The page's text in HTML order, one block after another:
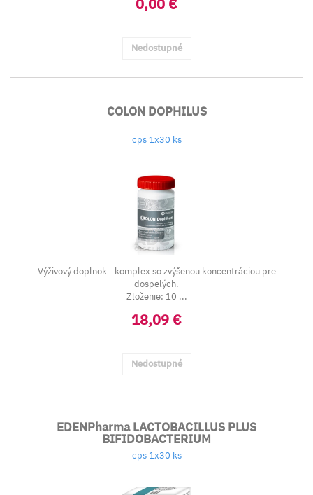
0,00 €
Nedostupné
COLON DOPHILUS
cps 1x30 ks
Výživový doplnok - komplex so zvýšenou koncentráciou pre
dospelých.
Zloženie: 10 ...
18,09 €
Nedostupné
EDENPharma LACTOBACILLUS PLUS
BIFIDOBACTERIUM
cps 1x30 ks